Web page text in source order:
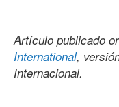
Artículo publicado
International,
Internacional.